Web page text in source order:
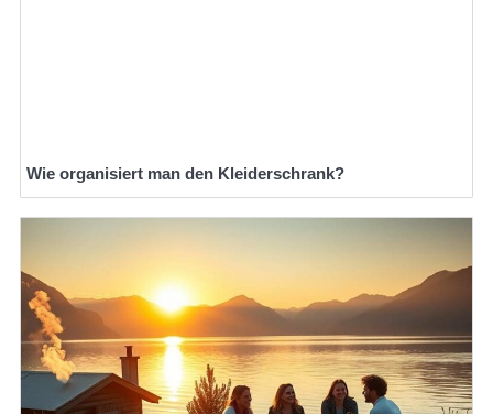
Wie organisiert man den Kleiderschrank?